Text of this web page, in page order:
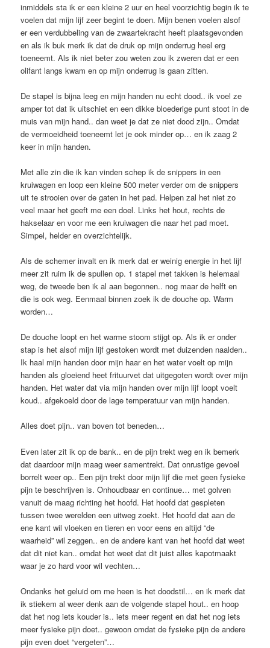
inmiddels sta ik er een kleine 2 uur en heel voorzichtig begin ik te
voelen dat mijn lijf zeer begint te doen. Mijn benen voelen alsof
er een verdubbeling van de zwaartekracht heeft plaatsgevonden
en als ik buk merk ik dat de druk op mijn onderrug heel erg
toeneemt. Als ik niet beter zou weten zou ik zweren dat er een
olifant langs kwam en op mijn onderrug is gaan zitten.
De stapel is bijna leeg en mijn handen nu echt dood.. ik voel ze
amper tot dat ik uitschiet en een dikke bloederige punt stoot in de
muis van mijn hand.. dan weet je dat ze niet dood zijn.. Omdat
de vermoeidheid toeneemt let je ook minder op… en ik zaag 2
keer in mijn handen.
Met alle zin die ik kan vinden schep ik de snippers in een
kruiwagen en loop een kleine 500 meter verder om de snippers
uit te strooien over de gaten in het pad. Helpen zal het niet zo
veel maar het geeft me een doel. Links het hout, rechts de
hakselaar en voor me een kruiwagen die naar het pad moet.
Simpel, helder en overzichtelijk.
Als de schemer invalt en ik merk dat er weinig energie in het lijf
meer zit ruim ik de spullen op. 1 stapel met takken is helemaal
weg, de tweede ben ik al aan begonnen.. nog maar de helft en
die is ook weg. Eenmaal binnen zoek ik de douche op. Warm
worden…
De douche loopt en het warme stoom stijgt op. Als ik er onder
stap is het alsof mijn lijf gestoken wordt met duizenden naalden..
Ik haal mijn handen door mijn haar en het water voelt op mijn
handen als gloeiend heet frituurvet dat uitgegoten wordt over mijn
handen. Het water dat via mijn handen over mijn lijf loopt voelt
koud.. afgekoeld door de lage temperatuur van mijn handen.
Alles doet pijn.. van boven tot beneden…
Even later zit ik op de bank.. en de pijn trekt weg en ik bemerk
dat daardoor mijn maag weer samentrekt. Dat onrustige gevoel
borrelt weer op.. Een pijn trekt door mijn lijf die met geen fysieke
pijn te beschrijven is. Onhoudbaar en continue… met golven
vanuit de maag richting het hoofd. Het hoofd dat gespleten
tussen twee werelden een uitweg zoekt. Het hoofd dat aan de
ene kant wil vloeken en tieren en voor eens en altijd “de
waarheid” wil zeggen.. en de andere kant van het hoofd dat weet
dat dit niet kan.. omdat het weet dat dit juist alles kapotmaakt
waar je zo hard voor wil vechten…
Ondanks het geluid om me heen is het doodstil… en ik merk dat
ik stiekem al weer denk aan de volgende stapel hout.. en hoop
dat het nog iets kouder is.. iets meer regent en dat het nog iets
meer fysieke pijn doet.. gewoon omdat de fysieke pijn de andere
pijn even doet “vergeten”…